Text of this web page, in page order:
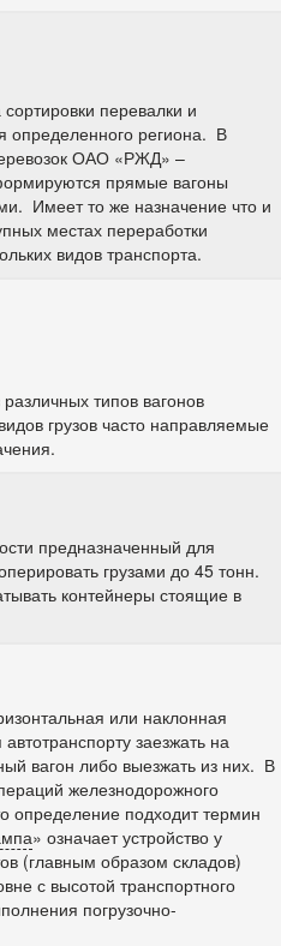
перевалки и
определенного региона. В
ОАО «РЖД» –
прямые вагоны
Имеет то же назначение что и
местах переработки
видов транспорта.
типов вагонов
грузов часто направляемые
предназначенный для
грузами до 45 тонн.
контейнеры стоящие в
или наклонная
заезжать на
вагон либо выезжать из них. В
железнодорожного
определение подходит термин
» означает устройство у
(главным образом складов)
с высотой транспортного
погрузочно-